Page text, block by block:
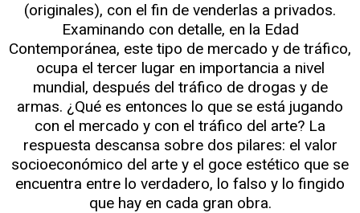
(originales), con el fin de venderlas a privados.
Examinando con detalle, en la Edad
Contemporánea, este tipo de mercado y de tráfico,
ocupa el tercer lugar en importancia a nivel
mundial, después del tráfico de drogas y de
armas. ¿Qué es entonces lo que se está jugando
con el mercado y con el tráfico del arte? La
respuesta descansa sobre dos pilares: el valor
socioeconómico del arte y el goce estético que se
encuentra entre lo verdadero, lo falso y lo fingido
que hay en cada gran obra.